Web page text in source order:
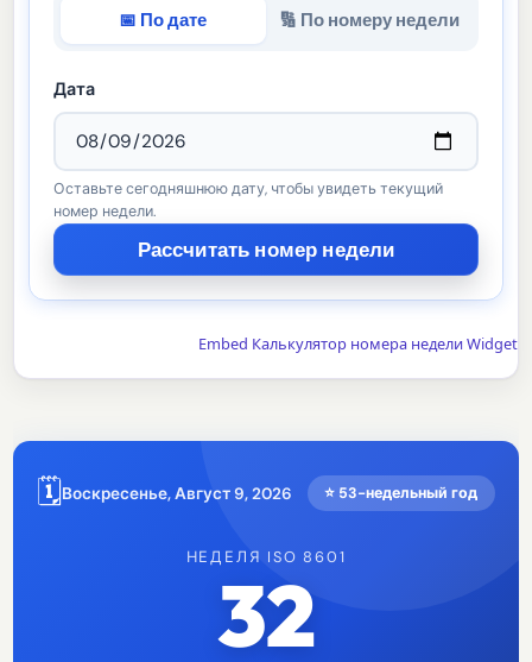
📅 По дате 🔢 По номеру недели
Дата
Оставьте сегодняшнюю дату, чтобы увидеть текущий
номер недели.
Embed Калькулятор номера недели Widget
🗓️Воскресенье, Август 9, 2026 ⭐ 53-недельный год
НЕДЕЛЯ ISO 8601
32